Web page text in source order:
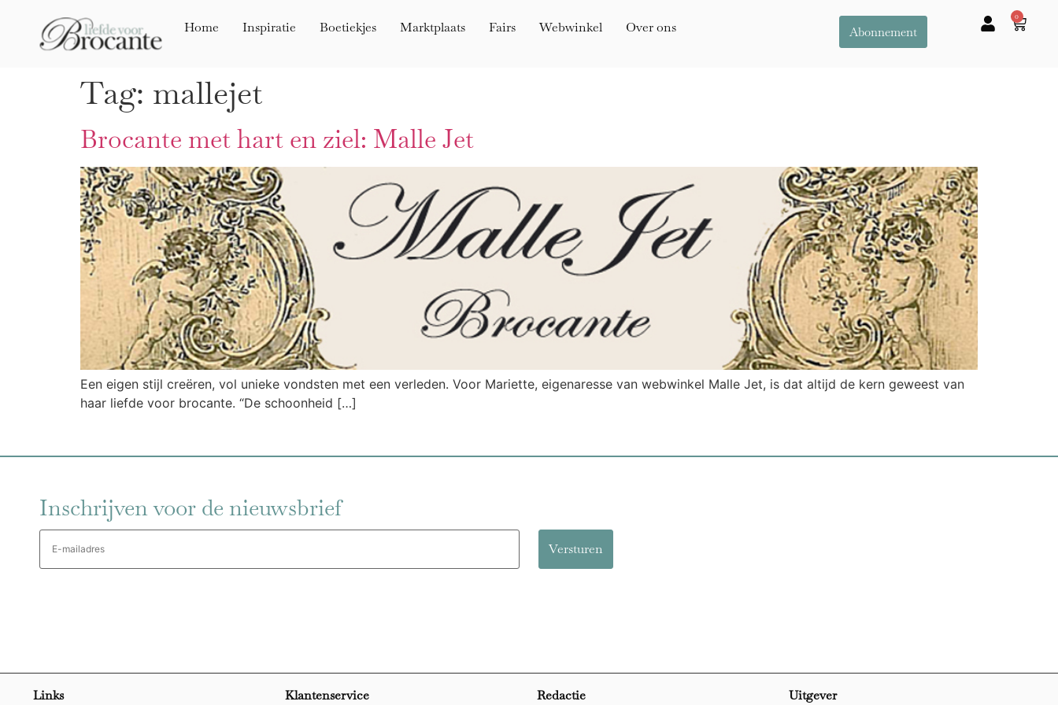
Home Inspiratie Boetiekjes Marktplaats Fairs Webwinkel Over ons Abonnement
0
Tag: mallejet
Brocante met hart en ziel: Malle Jet
Een eigen stijl creëren, vol unieke vondsten met een verleden. Voor Mariette, eigenaresse van webwinkel Malle Jet, is dat altijd de kern geweest van
haar liefde voor brocante. “De schoonheid […]
Inschrijven voor de nieuwsbrief
E-
mailadres
Links Klantenservice Redactie Uitgever